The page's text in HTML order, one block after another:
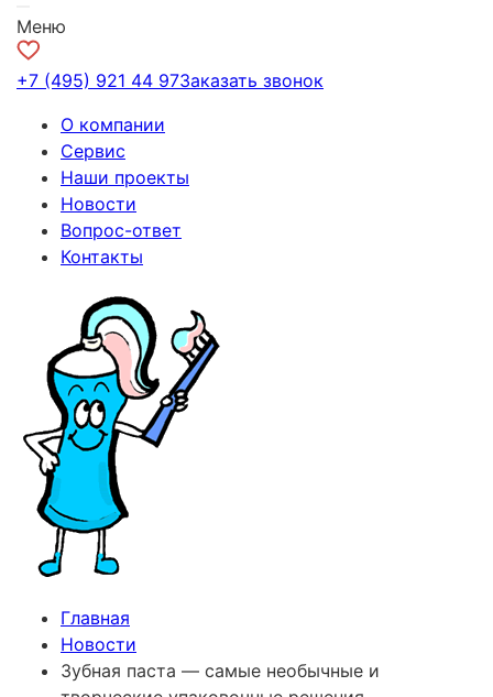
Меню
+7 (495) 921 44 97Заказать звонок
О компании
Сервис
Наши проекты
Новости
Вопрос-ответ
Контакты
Главная
Новости
Зубная паста — самые необычные и